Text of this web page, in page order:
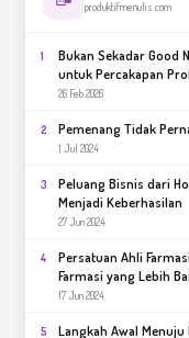
produktifmenulis.com
1
Bukan Sekadar Good
untuk Percakapan
for Adults
26 Feb 2026
2 Pemenang Tidak
1 Jul 2024
3
Peluang Bisnis dari
Menjadi Keberhasilan
27 Jun 2024
4
Persatuan Ahli
Farmasi yang Lebih
17 Jun 2024
5 Langkah Awal